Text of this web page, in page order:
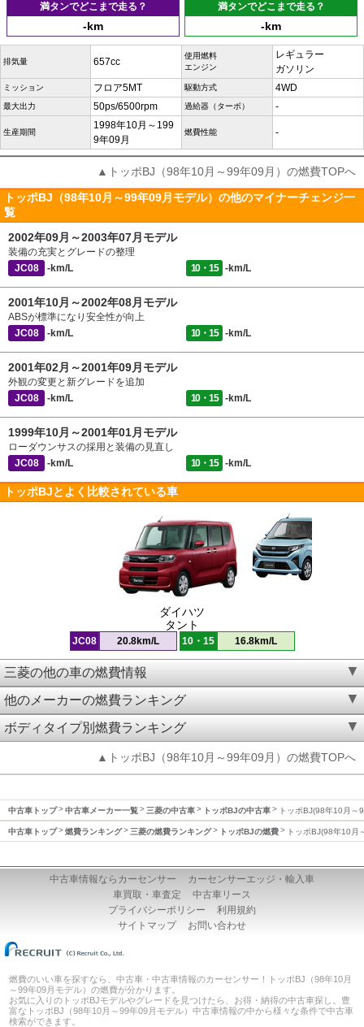
満タンでどこまで走る？
-km
満タンでどこまで走る？
-km
排気量 657cc
使用燃料
エンジン
レギュラー
ガソリン
ミッション フロア5MT 駆動方式 4WD
最大出力 50ps/6500rpm 過給器（ターボ） -
生産期間
1998年10月～199
9年09月
燃費性能 -
▲トッポBJ（98年10月～99年09月）の燃費TOPへ
トッポBJ（98年10月～99年09月モデル）の他のマイナーチェンジ一
覧
2002年09月～2003年07月モデル
装備の充実とグレードの整理
JC08
-km/L 10・15 -km/L
2001年10月～2002年08月モデル
ABSが標準になり安全性が向上
JC08
-km/L 10・15 -km/L
2001年02月～2001年09月モデル
外観の変更と新グレードを追加
JC08
-km/L 10・15 -km/L
1999年10月～2001年01月モデル
ローダウンサスの採用と装備の見直し
JC08
-km/L 10・15 -km/L
トッポBJとよく比較されている車
ダイハツ
タント
JC08 20.8km/L 10・15 16.8km/L
三菱の他の車の燃費情報
他のメーカーの燃費ランキング
ボディタイプ別燃費ランキング
▲トッポBJ（98年10月～99年09月）の燃費TOPへ
中古車トップ 中古車メーカー一覧 三菱の中古車 トッポBJの中古車 トッポBJ(98年10月～
中古車トップ 燃費ランキング 三菱の燃費ランキング トッポBJの燃費 トッポBJ(98年10月
中古車情報ならカーセンサー
カーセンサーエッジ・輸入車
車買取・車査定
中古車リース
プライバシーポリシー
利用規約
サイトマップ
お問い合わせ
燃費のいい車を探すなら、中古車・中古車情報のカーセンサー！トッポBJ（98年10月
～99年09月モデル）の燃費が分かります。
お気に入りのトッポBJモデルやグレードを見つけたら、お得・納得の中古車探し。豊
富なトッポBJ（98年10月～99年09月モデル）中古車情報の中から様々な条件で中古車
検索ができます。